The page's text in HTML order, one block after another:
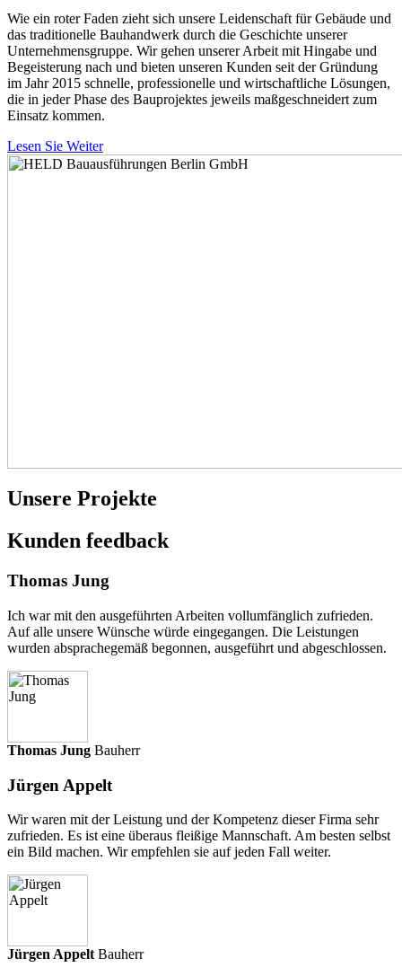
Wie ein roter Faden zieht sich unsere Leidenschaft für Gebäude und
das traditionelle Bauhandwerk durch die Geschichte unserer
Unternehmensgruppe. Wir gehen unserer Arbeit mit Hingabe und
Begeisterung nach und bieten unseren Kunden seit der Gründung
im Jahr 2015 schnelle, professionelle und wirtschaftliche Lösungen,
die in jeder Phase des Bauprojektes jeweils maßgeschneidert zum
Einsatz kommen.
Lesen Sie Weiter
Unsere Projekte
Kunden feedback
Thomas Jung
Ich war mit den ausgeführten Arbeiten vollumfänglich zufrieden.
Auf alle unsere Wünsche würde eingegangen. Die Leistungen
wurden absprachegemäß begonnen, ausgeführt und abgeschlossen.
Thomas Jung Bauherr
Jürgen Appelt
Wir waren mit der Leistung und der Kompetenz dieser Firma sehr
zufrieden. Es ist eine überaus fleißige Mannschaft. Am besten selbst
ein Bild machen. Wir empfehlen sie auf jeden Fall weiter.
Jürgen Appelt Bauherr